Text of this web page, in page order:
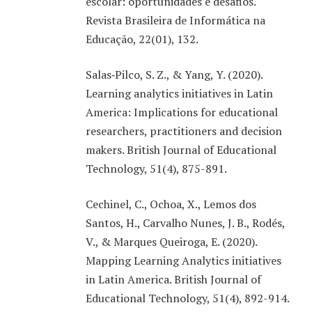
Raramente, né? Você confere duas ou três opções,
olha as estrelinhas da avaliação e segue a vida. Em
alguma medida, foi o algoritmo de buscas da empresa
Mas esse conhecimento todo não se restringe a
definir melhores caminhos até a sorveteria, ou
escolher a trilha sonora que vamos ouvir até lá.
Quando falamos de educação a distância, ensino
remoto ou o uso de tecnologias na educação, a
estão presentes. O volume e o fluxo de dados gerados
pela gestão das escolas, trabalho dos professores e
aprendizagem dos estudantes em ambientes online é,
hoje, uma das maiores fronteiras do campo da
Computação como ciência aplicada.
Revista Brasileira de Informática na
Educação, 22(01), 132.
Salas‐Pilco, S. Z., & Yang, Y. (2020).
Learning analytics initiatives in Latin
America: Implications for educational
researchers, practitioners and decision
makers. British Journal of Educational
Technology, 51(4), 875-891.
Cechinel, C., Ochoa, X., Lemos dos
Santos, H., Carvalho Nunes, J. B., Rodés,
V., & Marques Queiroga, E. (2020).
Mapping Learning Analytics initiatives
in Latin America. British Journal of
Educational Technology, 51(4), 892-914.